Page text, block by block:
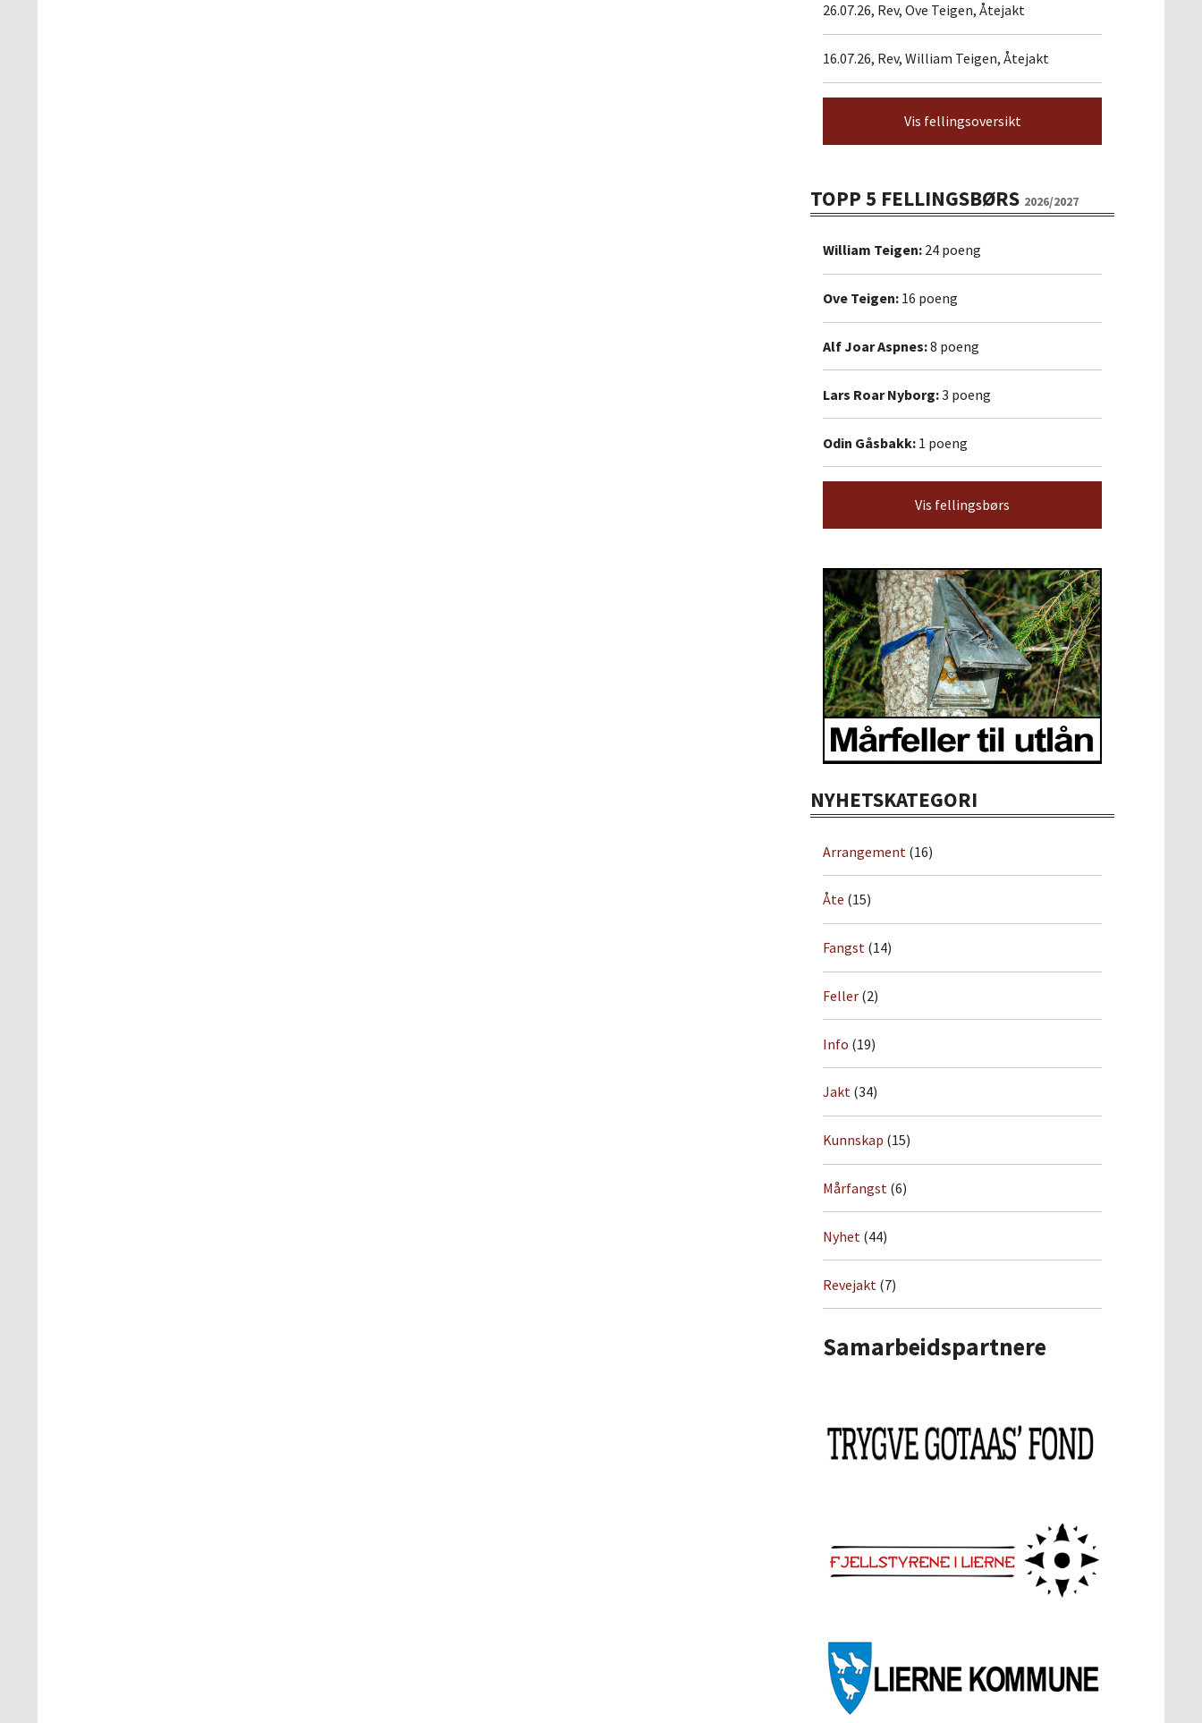
26.07.26, Rev, Ove Teigen, Åtejakt
16.07.26, Rev, William Teigen, Åtejakt
Vis fellingsoversikt
TOPP 5 FELLINGSBØRS 2026/2027
William Teigen: 24 poeng
Ove Teigen: 16 poeng
Alf Joar Aspnes:8 poeng
Lars Roar Nyborg:3 poeng
Odin Gåsbakk: 1 poeng
Vis fellingsbørs
NYHETSKATEGORI
Arrangement (16)
Åte (15)
Fangst (14)
Feller (2)
Info (19)
Jakt (34)
Kunnskap (15)
Mårfangst (6)
Nyhet (44)
Revejakt (7)
Samarbeidspartnere